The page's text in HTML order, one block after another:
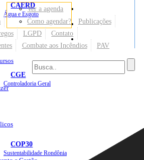
CAERD
Água e Esgoto
CGE
Controladoria Geral
COP30
Sustentabilidade Rondônia
Sites
Ver a agenda
Como agendar?
Publicações
LGPD
Contato
Combate aos Incêndios PAV